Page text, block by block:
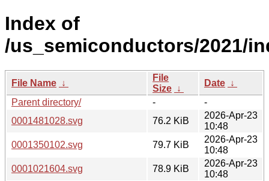
Index of
/us_semiconductors/2021/
File Name ↓
File
Size ↓
Date ↓
Parent directory/
-
-
0001481028.svg
76.2 KiB
2026-Apr-23
10:48
0001350102.svg
79.7 KiB
2026-Apr-23
10:48
0001021604.svg
78.9 KiB
2026-Apr-23
10:48